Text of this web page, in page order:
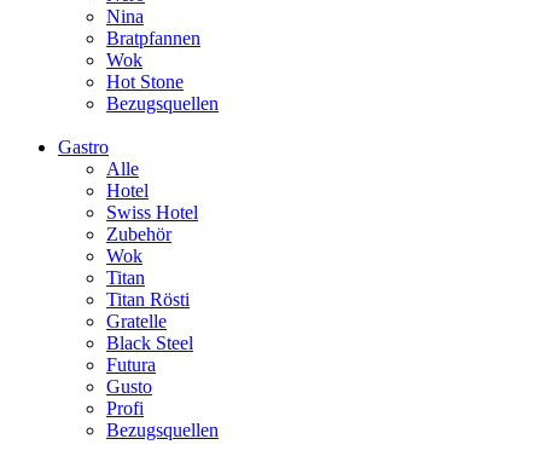
Nina
Bratpfannen
Wok
Hot Stone
Bezugsquellen
Gastro
Alle
Hotel
Swiss Hotel
Zubehör
Wok
Titan
Titan Rösti
Gratelle
Black Steel
Futura
Gusto
Profi
Bezugsquellen